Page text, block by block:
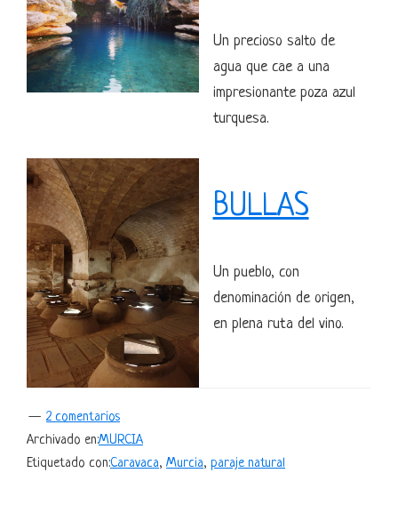
Un precioso salto de
agua que cae a una
impresionante poza azul
turquesa.
BULLAS
Un pueblo, con
denominación de origen,
en plena ruta del vino.
2 comentarios
Archivado en:MURCIA
Etiquetado con:Caravaca, Murcia, paraje natural